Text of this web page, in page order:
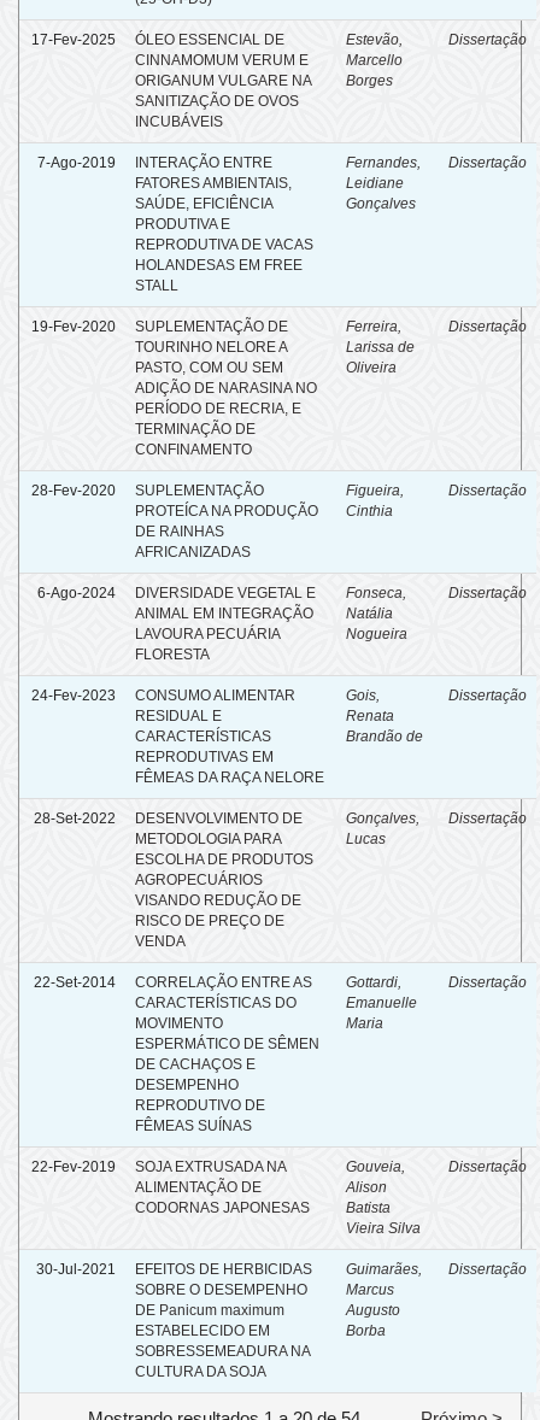
17-Fev-2025
ÓLEO ESSENCIAL DE
CINNAMOMUM VERUM E
ORIGANUM VULGARE NA
SANITIZAÇÃO DE OVOS
INCUBÁVEIS
Estevão,
Marcello
Borges
Dissertação
7-Ago-2019
INTERAÇÃO ENTRE
FATORES AMBIENTAIS,
SAÚDE, EFICIÊNCIA
PRODUTIVA E
REPRODUTIVA DE VACAS
HOLANDESAS EM FREE
STALL
Fernandes,
Leidiane
Gonçalves
Dissertação
19-Fev-2020
SUPLEMENTAÇÃO DE
TOURINHO NELORE A
PASTO, COM OU SEM
ADIÇÃO DE NARASINA NO
PERÍODO DE RECRIA, E
TERMINAÇÃO DE
CONFINAMENTO
Ferreira,
Larissa de
Oliveira
Dissertação
28-Fev-2020
SUPLEMENTAÇÃO
PROTEÍCA NA PRODUÇÃO
DE RAINHAS
AFRICANIZADAS
Figueira,
Cinthia
Dissertação
6-Ago-2024
DIVERSIDADE VEGETAL E
ANIMAL EM INTEGRAÇÃO
LAVOURA PECUÁRIA
FLORESTA
Fonseca,
Natália
Nogueira
Dissertação
24-Fev-2023
CONSUMO ALIMENTAR
RESIDUAL E
CARACTERÍSTICAS
REPRODUTIVAS EM
FÊMEAS DA RAÇA NELORE
Gois,
Renata
Brandão de
Dissertação
28-Set-2022
DESENVOLVIMENTO DE
METODOLOGIA PARA
ESCOLHA DE PRODUTOS
AGROPECUÁRIOS
VISANDO REDUÇÃO DE
RISCO DE PREÇO DE
VENDA
Gonçalves,
Lucas
Dissertação
22-Set-2014
CORRELAÇÃO ENTRE AS
CARACTERÍSTICAS DO
MOVIMENTO
ESPERMÁTICO DE SÊMEN
DE CACHAÇOS E
DESEMPENHO
REPRODUTIVO DE
FÊMEAS SUÍNAS
Gottardi,
Emanuelle
Maria
Dissertação
22-Fev-2019
SOJA EXTRUSADA NA
ALIMENTAÇÃO DE
CODORNAS JAPONESAS
Gouveia,
Alison
Batista
Vieira Silva
Dissertação
30-Jul-2021
EFEITOS DE HERBICIDAS
SOBRE O DESEMPENHO
DE Panicum maximum
ESTABELECIDO EM
SOBRESSEMEADURA NA
CULTURA DA SOJA
Guimarães,
Marcus
Augusto
Borba
Dissertação